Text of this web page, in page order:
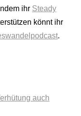
ihr Steady
könnt ihr
.
auch